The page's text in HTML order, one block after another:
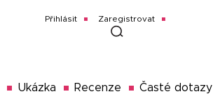
Přihlásit Zaregistrovat
Ukázka Recenze Časté dotazy